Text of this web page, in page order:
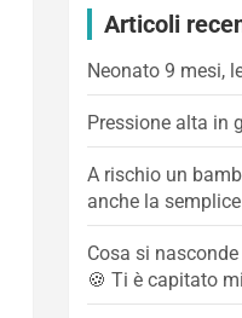
Articoli
Neonato 9 mesi,
Pressione alta in
A rischio un
anche la
Cosa si
🍪 Ti è capitato